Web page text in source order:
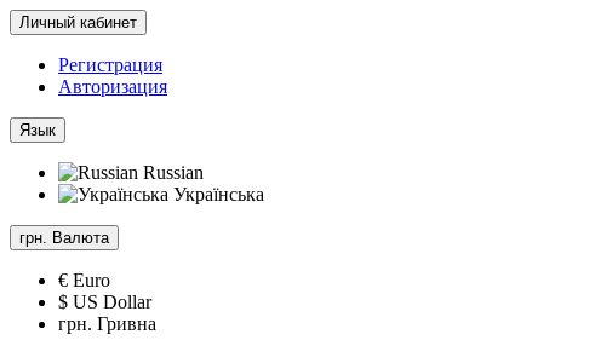
Личный кабинет
Регистрация
Авторизация
Язык
Russian
Українська
грн. Валюта
€ Euro
$ US Dollar
грн. Гривна